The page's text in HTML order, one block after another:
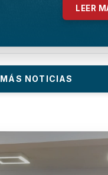
LEER
MÁS NOTICIAS